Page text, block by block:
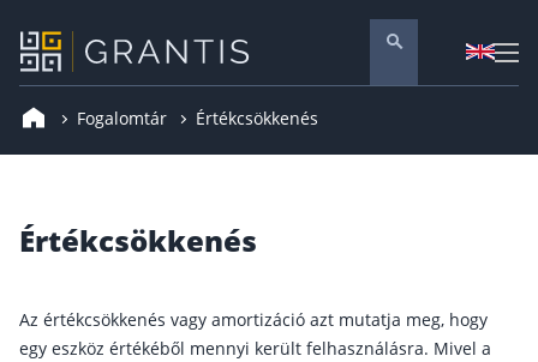
Önkéntes nyugdíjpénztár
Nyugdíj előtakarékossági számla (NYESZ)
Fogalomtár Értékcsökkenés
Értékcsökkenés
Az értékcsökkenés vagy amortizáció azt mutatja meg, hogy
egy eszköz értékéből mennyi került felhasználásra. Mivel a